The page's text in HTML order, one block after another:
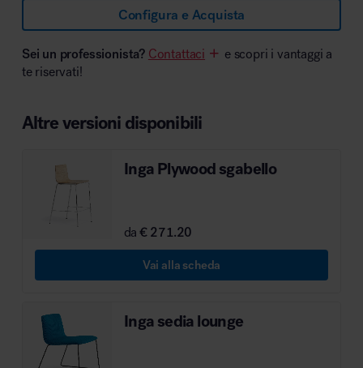
MillerKnoll
Configura e Acquista
Sei un professionista? Contattaci
e scopri i vantaggi a
te riservati!
Altre versioni disponibili
Inga Plywood sgabello
da€ 271.20
Vai alla scheda
Inga sedia lounge